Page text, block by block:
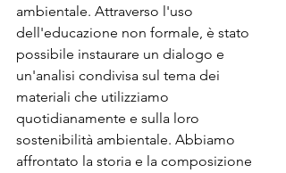
ambientale. Attraverso l'uso
dell'educazione non formale, è stato
possibile instaurare un dialogo e
un'analisi condivisa sul tema dei
materiali che utilizziamo
quotidianamente e sulla loro
sostenibilità ambientale. Abbiamo
affrontato la storia e la composizione